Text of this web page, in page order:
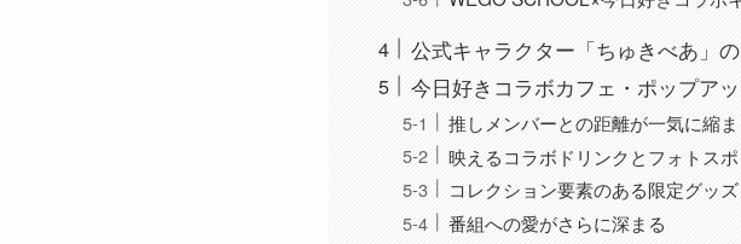
公式キャラクター「ちゅきべあ」
今日好きコラボカフェ・ポップア
推しメンバーとの距離が一気に縮ま
映えるコラボドリンクとフォトスポ
コレクション要素のある限定グッズ
番組への愛がさらに深まる